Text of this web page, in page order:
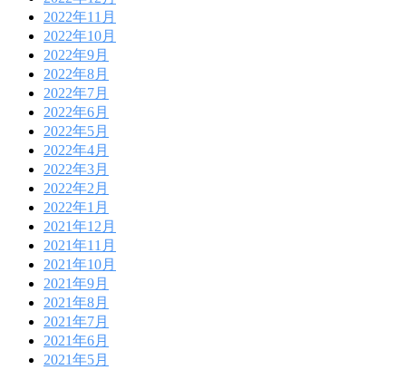
2022年11月
2022年10月
2022年9月
2022年8月
2022年7月
2022年6月
2022年5月
2022年4月
2022年3月
2022年2月
2022年1月
2021年12月
2021年11月
2021年10月
2021年9月
2021年8月
2021年7月
2021年6月
2021年5月